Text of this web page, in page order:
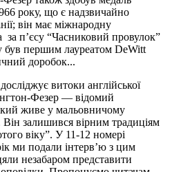
року, що є надзвичайно
він має міжнародну
за п’єсу “Часниковий провулок”
був першим лауреатом DeWitt
доробок...
витоки англійської
Фезер — відомий
живе у мальовничому
Він залишився вірним традиціям
віку”. У 11-12 номері
ми подали інтерв’ю з цим
незабаром представити